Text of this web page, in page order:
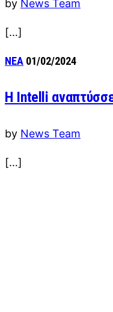
by News Team
[…]
ΝΕΑ 01/02/2024
Η Intelli
by News Team
[…]